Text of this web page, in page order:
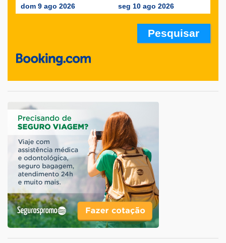
dom 9 ago 2026 seg 10 ago 2026